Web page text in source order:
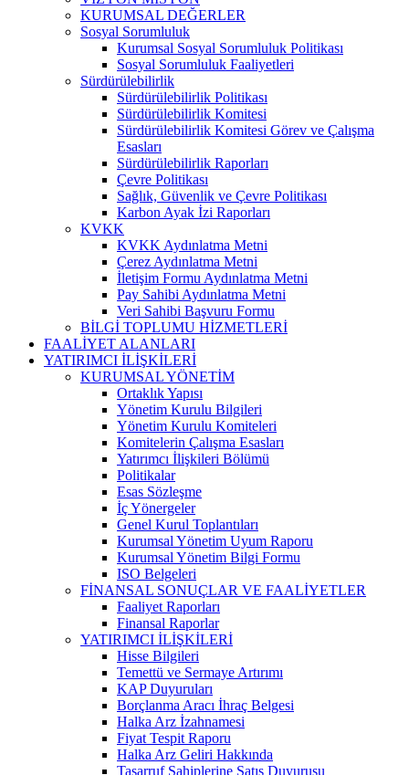
KURUMSAL DEĞERLER
Sosyal Sorumluluk
Kurumsal Sosyal Sorumluluk Politikası
Sosyal Sorumluluk Faaliyetleri
Sürdürülebilirlik
Sürdürülebilirlik Politikası
Sürdürülebilirlik Komitesi
Sürdürülebilirlik Komitesi Görev ve Çalışma
Esasları
Sürdürülebilirlik Raporları
Çevre Politikası
Sağlık, Güvenlik ve Çevre Politikası
Karbon Ayak İzi Raporları
KVKK
KVKK Aydınlatma Metni
Çerez Aydınlatma Metni
İletişim Formu Aydınlatma Metni
Pay Sahibi Aydınlatma Metni
Veri Sahibi Başvuru Formu
BİLGİ TOPLUMU HİZMETLERİ
FAALİYET ALANLARI
YATIRIMCI İLİŞKİLERİ
KURUMSAL YÖNETİM
Ortaklık Yapısı
Yönetim Kurulu Bilgileri
Yönetim Kurulu Komiteleri
Komitelerin Çalışma Esasları
Yatırımcı İlişkileri Bölümü
Politikalar
Esas Sözleşme
İç Yönergeler
Genel Kurul Toplantıları
Kurumsal Yönetim Uyum Raporu
Kurumsal Yönetim Bilgi Formu
ISO Belgeleri
FİNANSAL SONUÇLAR VE FAALİYETLER
Faaliyet Raporları
Finansal Raporlar
YATIRIMCI İLİŞKİLERİ
Hisse Bilgileri
Temettü ve Sermaye Artırımı
KAP Duyuruları
Borçlanma Aracı İhraç Belgesi
Halka Arz İzahnamesi
Fiyat Tespit Raporu
Halka Arz Geliri Hakkında
Tasarruf Sahiplerine Satış Duyurusu